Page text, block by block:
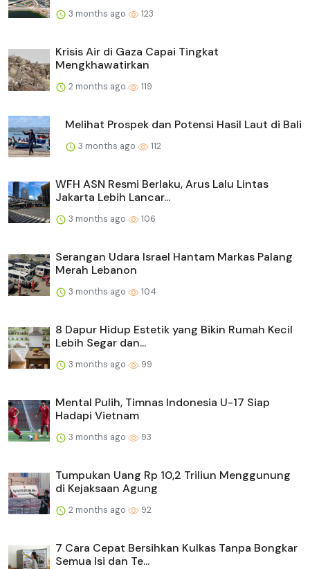
3 months ago 123
Krisis Air di Gaza Capai Tingkat
Mengkhawatirkan
2 months ago 119
Melihat Prospek dan Potensi Hasil Laut di Bali
3 months ago 112
WFH ASN Resmi Berlaku, Arus Lalu Lintas
Jakarta Lebih Lancar...
3 months ago 106
Serangan Udara Israel Hantam Markas Palang
Merah Lebanon
3 months ago 104
8 Dapur Hidup Estetik yang Bikin Rumah Kecil
Lebih Segar dan...
3 months ago 99
Mental Pulih, Timnas Indonesia U-17 Siap
Hadapi Vietnam
3 months ago 93
Tumpukan Uang Rp 10,2 Triliun Menggunung
di Kejaksaan Agung
2 months ago 92
7 Cara Cepat Bersihkan Kulkas Tanpa Bongkar
Semua Isi dan Te...